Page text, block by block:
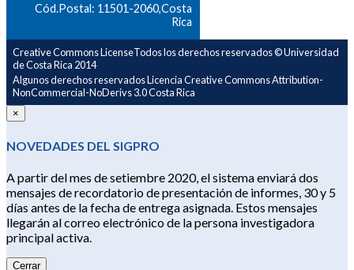
Cód.Postal: 11501-2060,Costa
Rica
Creative Commons LicenseTodos los derechos reservados © Universidad
de Costa Rica 2014
Algunos derechos reservados Licencia Creative Commons Attribution-
NonCommercial-NoDerivs 3.0 Costa Rica
×
NOVEDADES DEL SIGPRO
A partir del mes de setiembre 2020, el sistema enviará dos
mensajes de recordatorio de presentación de informes, 30 y 5
días antes de la fecha de entrega asignada. Estos mensajes
llegarán al correo electrónico de la persona investigadora
principal activa.
Cerrar